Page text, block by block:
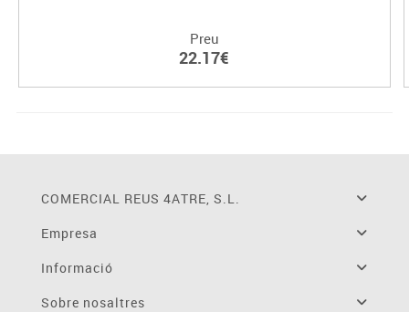
Preu
22.17€
COMERCIAL REUS 4ATRE, S.L.
Empresa
Informació
Sobre nosaltres